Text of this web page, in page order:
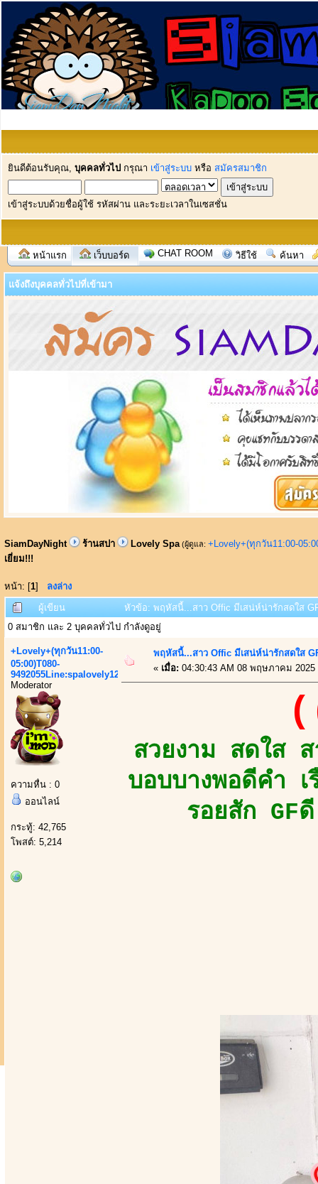
ยินดีต้อนรับคุณ, บุคคลทั่วไป กรุณา เข้าสู่ระบบ หรือ สมัครสมาชิก
เข้าสู่ระบบด้วยชื่อผู้ใช้ รหัสผ่าน และระยะเวลาในเซสชั่น
หน้าแรก เว็บบอร์ด CHAT ROOM วิธีใช้ ค้นหา
แจ้งถึงบุคคลทั่วไปที่เข้ามา
SiamDayNight ร้านสปา Lovely Spa (ผู้ดูแล: +Lovely+(ทุกวัน11:00-
เยี่ยม!!!
หน้า: [1] ลงล่าง
ผู้เขียน
หัวข้อ: พฤหัสนี้...สาว Offic มีเสน่ห์น่ารักสดใส
0 สมาชิก และ 2 บุคคลทั่วไป กำลังดูอยู่
+Lovely+(ทุกวัน11:00-
05:00)T080-
9492055Line:spalovely123
Moderator
ความหื่น : 0
ออนไลน์
กระทู้: 42,765
โพสต์: 5,214
พฤหัสนี้...สาว Offic มีเสน่ห์น่ารักสดใส
« เมื่อ: 04:30:43 AM 08 พฤษภาคม 2025
สวยงาม สดใส
บอบบางพอดีคำ
รอยสัก GF